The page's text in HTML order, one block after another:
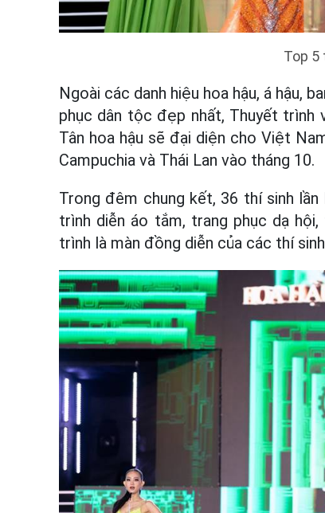
Top 5
Ngoài các danh hiệu hoa hậu, á hậu,
phục dân tộc đẹp nhất, Thuyết trình
Tân hoa hậu sẽ đại diện cho Việt
Campuchia và Thái Lan vào tháng 10.
Trong đêm chung kết, 36 thí sinh
trình diễn áo tắm, trang phục dạ
trình là màn đồng diễn của các thí